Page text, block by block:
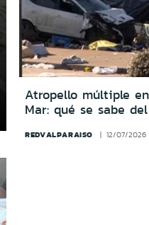
Atropello múltiple
Mar: qué se sabe
heridos
REDVALPARAISO 12/07/2026